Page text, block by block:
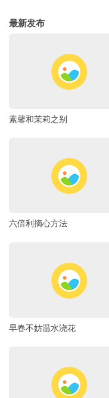
最新发布
素馨和茉莉之别
六倍利摘心方法
早春不妨温水浇花